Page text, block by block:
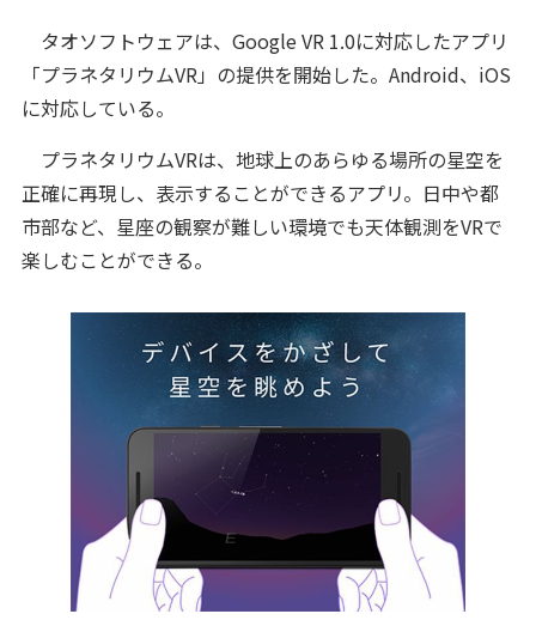
タオソフトウェアは、Google VR 1.0に対応したアプリ
「プラネタリウムVR」の提供を開始した。Android、iOS
に対応している。
プラネタリウムVRは、地球上のあらゆる場所の星空を
正確に再現し、表示することができるアプリ。日中や都
市部など、星座の観察が難しい環境でも天体観測をVRで
楽しむことができる。